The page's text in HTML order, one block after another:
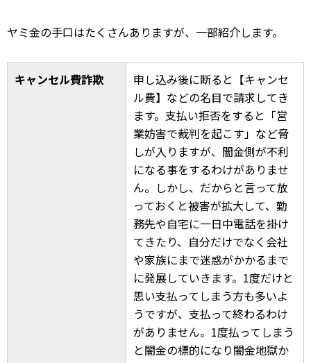
ヤミ金の手口はたくさんありますが、一部紹介します。
キャンセル費詐欺
申し込み後に断ると【キャンセ
ル費】などの名目で請求してき
ます。支払い拒否をすると「営
業妨害で裁判を起こす」など脅
しが入りますが、闇金側が不利
になる事をするわけがありませ
ん。しかし、だからと言って放
っておくと被害が拡大して、勤
務先や自宅に一日中電話を掛け
てきたり、自分だけでなく会社
や家族にまで迷惑がかかるまで
に発展していきます。1度だけと
思い支払ってしまう方も多いよ
うですが、支払って終わるわけ
がありません。1度払ってしまう
と闇金の標的になり闇金地獄か